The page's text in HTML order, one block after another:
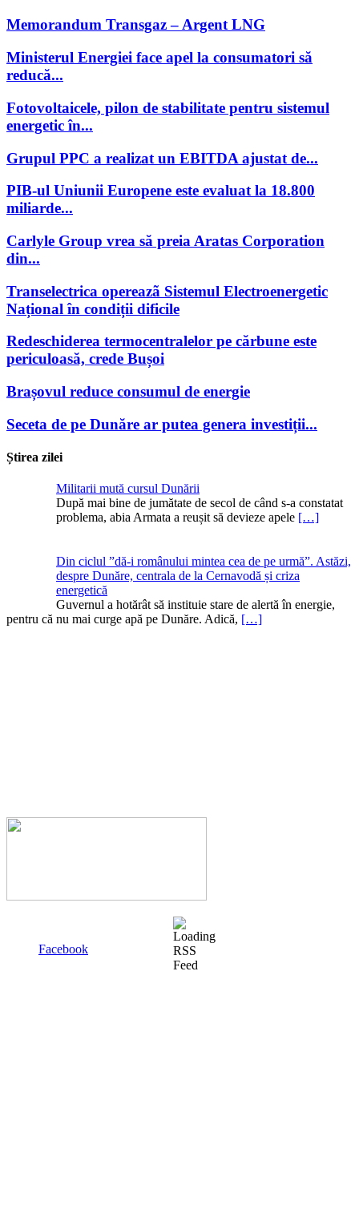
Memorandum Transgaz – Argent LNG
Ministerul Energiei face apel la consumatori să
reducă...
Fotovoltaicele, pilon de stabilitate pentru sistemul
energetic în...
Grupul PPC a realizat un EBITDA ajustat de...
PIB-ul Uniunii Europene este evaluat la 18.800
miliarde...
Carlyle Group vrea să preia Aratas Corporation
din...
Transelectrica opereazã Sistemul Electroenergetic
Național în condiții dificile
Redeschiderea termocentralelor pe cărbune este
periculoasă, crede Bușoi
Brașovul reduce consumul de energie
Seceta de pe Dunăre ar putea genera investiții...
Știrea zilei
Militarii mută cursul Dunării
După mai bine de jumătate de secol de când s-a constatat
problema, abia Armata a reușit să devieze apele […]
Din ciclul ”dă-i românului mintea cea de pe urmă”. Astăzi,
despre Dunăre, centrala de la Cernavodă și criza
energetică
Guvernul a hotărât să instituie stare de alertă în energie,
pentru că nu mai curge apă pe Dunăre. Adică, […]
Facebook